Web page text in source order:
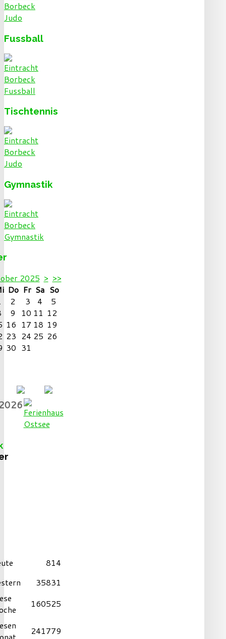
Fussball
Tischtennis
Gymnastik
2025 > >>
Do Fr Sa So
2 3 4
5
9 10 11 12
16 17 18 19
23 24 25 26
30 31
814
35831
160525
241779